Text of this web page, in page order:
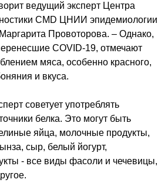
ведущий эксперт Центра
CMD ЦНИИ эпидемиологии
Провоторова. – Однако,
COVID-19, отмечают
мяса, особенно красного,
и вкуса.
советует употреблять
белка. Это могут быть
яйца, молочные продукты,
сыр, белый йогурт,
- все виды фасоли и чечевицы,